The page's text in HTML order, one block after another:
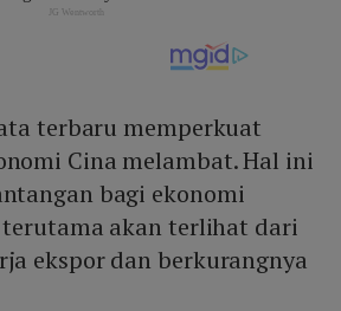
terbaru memperkuat
Cina melambat. Hal ini
bagi ekonomi
terutama akan terlihat dari
ekspor dan berkurangnya